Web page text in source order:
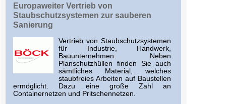
Europaweiter Vertrieb von
Staubschutzsystemen zur sauberen
Sanierung
Vertrieb von Staubschutzsystemen
für Industrie, Handwerk,
Bauunternehmen. Neben
Planschutzhüllen finden Sie auch
sämtliches Material, welches
staubfreies Arbeiten auf Baustellen
ermöglicht. Dazu eine große Zahl an
Containernetzen und Pritschennetzen.